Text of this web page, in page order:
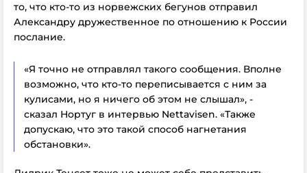
то, что кто-то из норвежских бегунов отправил
Александру дружественное по отношению к России
послание.
«Я точно не отправлял такого сообщения. Вполне
возможно, что кто-то переписывается с ним за
кулисами, но я ничего об этом не слышал», -
сказал Нортуг в интервью Nettavisen. «Также
допускаю, что это такой способ нагнетания
обстановки».